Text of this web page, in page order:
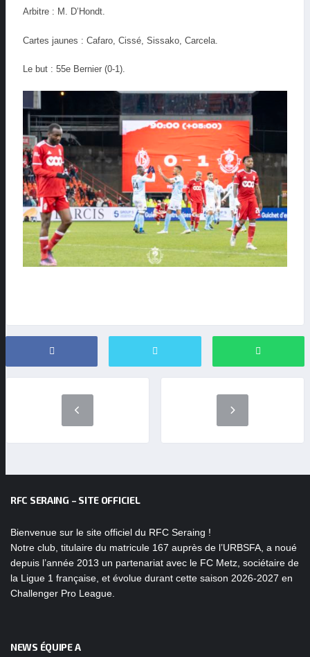
Arbitre : M. D’Hondt.
Cartes jaunes : Cafaro, Cissé, Sissako, Carcela.
Le but : 55e Bernier (0-1).
RFC SERAING – SITE OFFICIEL
Bienvenue sur le site officiel du RFC Seraing !
Notre club, titulaire du matricule 167 auprès de l’URBSFA, a noué
depuis l’année 2013 un partenariat avec le FC Metz, sociétaire de
la Ligue 1 française, et évolue durant cette saison 2026-2027 en
Challenger Pro League.
NEWS ÉQUIPE A